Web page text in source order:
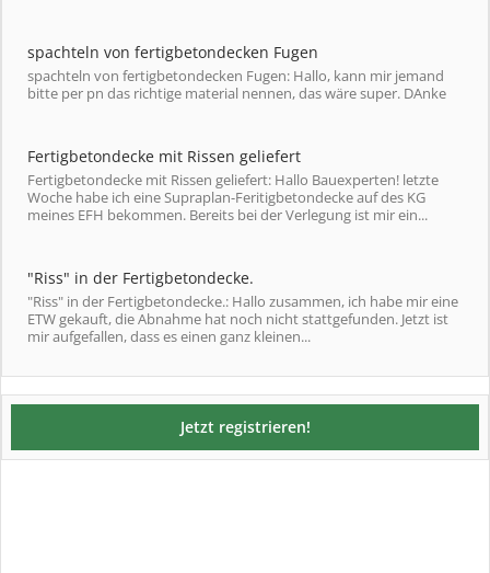
spachteln von fertigbetondecken Fugen
spachteln von fertigbetondecken Fugen: Hallo, kann mir jemand
bitte per pn das richtige material nennen, das wäre super. DAnke
Fertigbetondecke mit Rissen geliefert
Fertigbetondecke mit Rissen geliefert: Hallo Bauexperten! letzte
Woche habe ich eine Supraplan-Feritigbetondecke auf des KG
meines EFH bekommen. Bereits bei der Verlegung ist mir ein...
"Riss" in der Fertigbetondecke.
"Riss" in der Fertigbetondecke.: Hallo zusammen, ich habe mir eine
ETW gekauft, die Abnahme hat noch nicht stattgefunden. Jetzt ist
mir aufgefallen, dass es einen ganz kleinen...
Jetzt registrieren!